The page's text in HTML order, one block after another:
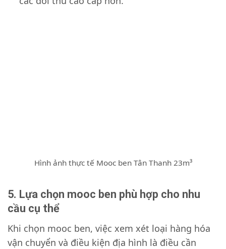
Hình ảnh thực tế Mooc ben Tân Thanh 23m³
5. Lựa chọn mooc ben phù hợp cho nhu
cầu cụ thể
Khi chọn mooc ben, việc xem xét loại hàng hóa
vận chuyển và điều kiện địa hình là điều cần